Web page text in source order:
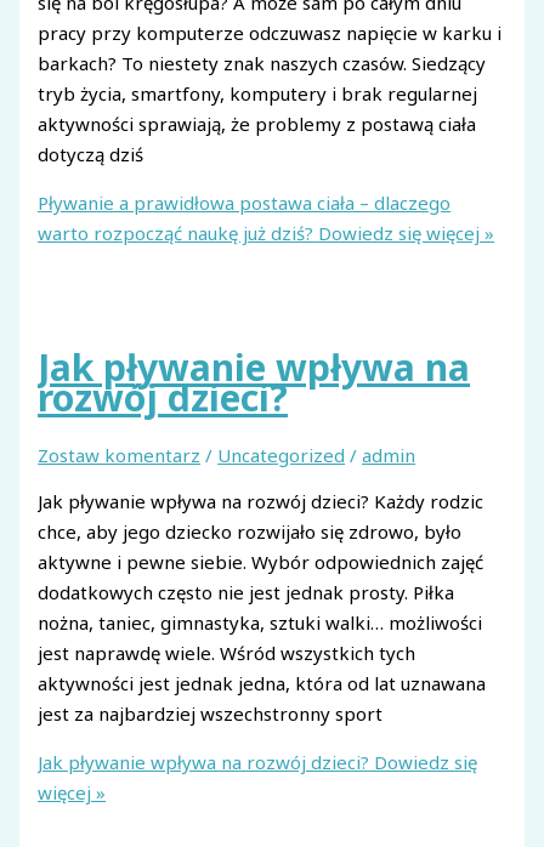
pracy przy komputerze odczuwasz napięcie w karku i
barkach? To niestety znak naszych czasów. Siedzący
tryb życia, smartfony, komputery i brak regularnej
aktywności sprawiają, że problemy z postawą ciała
dotyczą dziś
Pływanie a prawidłowa postawa ciała – dlaczego
warto rozpocząć naukę już dziś? Dowiedz się więcej »
Jak pływanie wpływa na
rozwój dzieci?
Zostaw komentarz / Uncategorized /admin
Jak pływanie wpływa na rozwój dzieci? Każdy rodzic
chce, aby jego dziecko rozwijało się zdrowo, było
aktywne i pewne siebie. Wybór odpowiednich zajęć
dodatkowych często nie jest jednak prosty. Piłka
nożna, taniec, gimnastyka, sztuki walki… możliwości
jest naprawdę wiele. Wśród wszystkich tych
aktywności jest jednak jedna, która od lat uznawana
jest za najbardziej wszechstronny sport
Jak pływanie wpływa na rozwój dzieci? Dowiedz się
więcej »